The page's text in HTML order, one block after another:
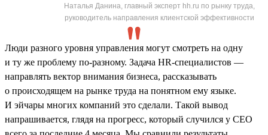
Наталья Данина, главный эксперт hh.ru по рынку труда,
руководитель направления клиентской эффективности
Люди разного уровня управления могут смотреть на одну
и ту же проблему по-разному. Задача HR-специалистов —
направлять вектор внимания бизнеса, рассказывать
о происходящем на рынке труда на понятном ему языке.
И эйчары многих компаний это сделали. Такой вывод
напрашивается, глядя на прогресс, который случился у СЕО